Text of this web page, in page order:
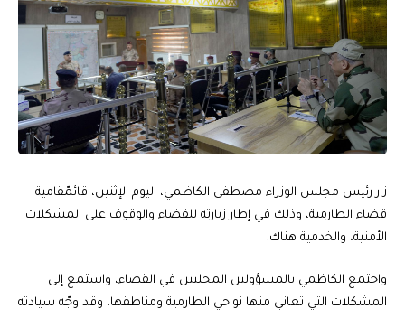
زار رئيس مجلس الوزراء مصطفى الكاظمي، اليوم الإثنين، قائمّقامية
قضاء الطارمية، وذلك في إطار زيارته للقضاء والوقوف على المشكلات
الأمنية، والخدمية هناك.
واجتمع الكاظمي بالمسؤولين المحليين في القضاء، واستمع إلى
المشكلات التي تعاني منها نواحي الطارمية ومناطقها، وقد وجّه سيادته